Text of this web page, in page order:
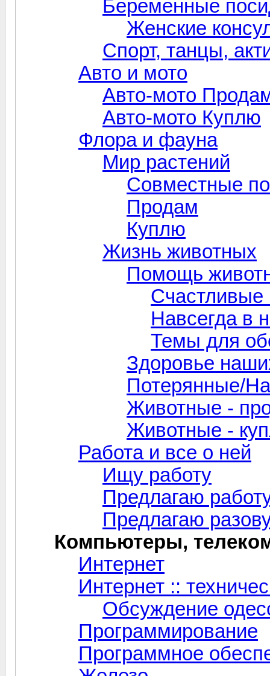
Беременные
Женские
Спорт, танцы,
Авто и мото
Авто-мото
Авто-мото Куплю
Флора и фауна
Мир растений
Совместные
Продам
Куплю
Жизнь животных
Помощь
Счастливые
Навсегда в
Темы для
Здоровье
Потерянные/
Животные -
Животные -
Работа и все о ней
Ищу работу
Предлагаю
Предлагаю
Компьютеры,
Интернет
Интернет ::
Обсуждение
Программирование
Программное